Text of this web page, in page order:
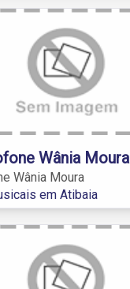
Wânia Moura
Wânia Moura
em Atibaia